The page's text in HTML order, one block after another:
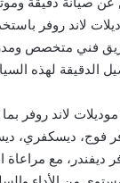
لاند روفر
فني متخصص
الدقيقة لهذه
لاند روفر
فوج، ديسكفري،
ديفندر، مع